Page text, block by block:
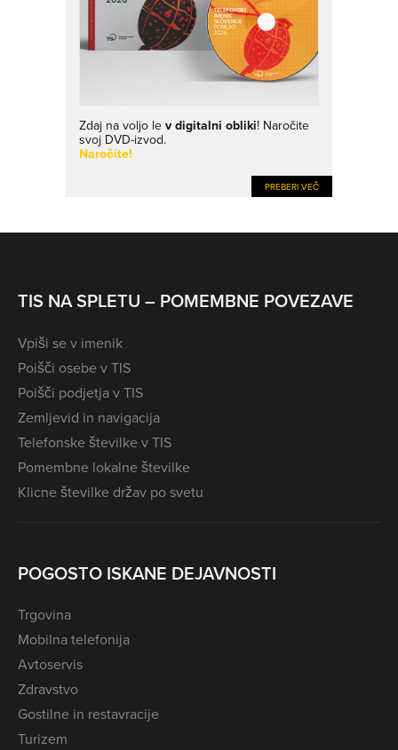
Zdaj na voljo le v digitalni obliki! Naročite
svoj DVD-izvod.
Naročite!
PREBERI VEČ
TIS NA SPLETU – POMEMBNE POVEZAVE
Vpiši se v imenik
Poišči osebe v TIS
Poišči podjetja v TIS
Zemljevid in navigacija
Telefonske številke v TIS
Pomembne lokalne številke
Klicne številke držav po svetu
POGOSTO ISKANE DEJAVNOSTI
Trgovina
Mobilna telefonija
Avtoservis
Zdravstvo
Gostilne in restavracije
Turizem